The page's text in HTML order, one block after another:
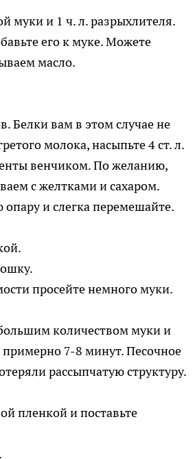
муки и 1 ч. л. разрыхлителя.
его к муке. Можете
Белки вам в этом случае не
молока, насыпьте 4 ст. л.
венчиком. По желанию,
и слегка перемешайте.
просейте немного муки.
количеством муки и
7-8 минут. Песочное
рассыпчатую структуру.
пленкой и поставьте